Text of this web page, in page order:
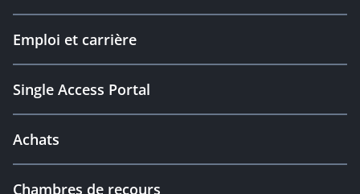
Emploi et carrière
Single Access Portal
Achats
Chambres de recours